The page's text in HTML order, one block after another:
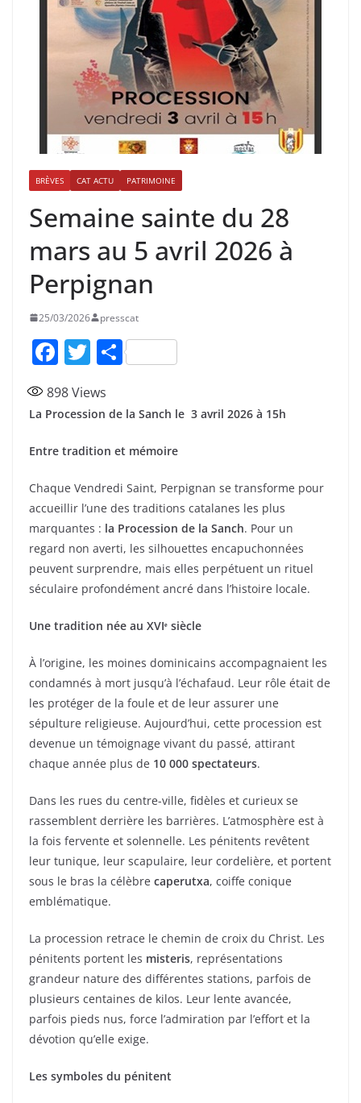
BRÈVES CAT ACTU PATRIMOINE
Semaine sainte du 28
mars au 5 avril 2026 à
Perpignan
25/03/2026 presscat
F
c
e
b
o
o
k
T
itt
er
P
ta
g
er
898Views
La Procession de la Sanch le 3 avril 2026 à 15h
Entre tradition et mémoire
Chaque Vendredi Saint, Perpignan se transforme pour
accueillir l’une des traditions catalanes les plus
marquantes : la Procession de la Sanch. Pour un
regard non averti, les silhouettes encapuchonnées
peuvent surprendre, mais elles perpétuent un rituel
séculaire profondément ancré dans l’histoire locale.
Une tradition née au XVIᵉ siècle
À l’origine, les moines dominicains accompagnaient les
condamnés à mort jusqu’à l’échafaud. Leur rôle était de
les protéger de la foule et de leur assurer une
sépulture religieuse. Aujourd’hui, cette procession est
devenue un témoignage vivant du passé, attirant
chaque année plus de 10 000 spectateurs.
Dans les rues du centre-ville, fidèles et curieux se
rassemblent derrière les barrières. L’atmosphère est à
la fois fervente et solennelle. Les pénitents revêtent
leur tunique, leur scapulaire, leur cordelière, et portent
sous le bras la célèbre caperutxa, coiffe conique
emblématique.
La procession retrace le chemin de croix du Christ. Les
pénitents portent les misteris, représentations
grandeur nature des différentes stations, parfois de
plusieurs centaines de kilos. Leur lente avancée,
parfois pieds nus, force l’admiration par l’effort et la
dévotion qu’elle exige.
Les symboles du pénitent